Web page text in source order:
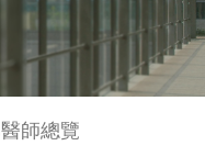
師總覽